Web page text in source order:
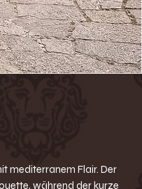
mediterranem Flair. Der
während der kurze